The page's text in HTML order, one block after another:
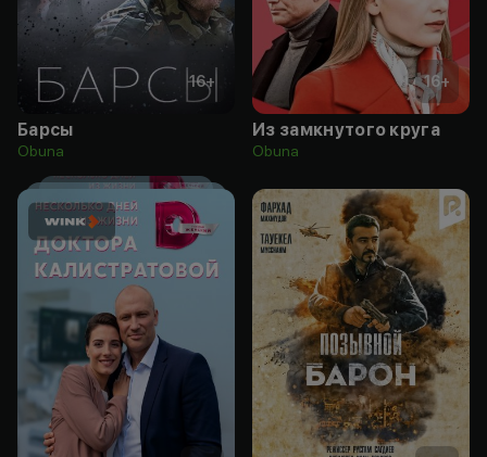
16+
Барсы
Obuna
16+
Из замкнутого круга
Obuna